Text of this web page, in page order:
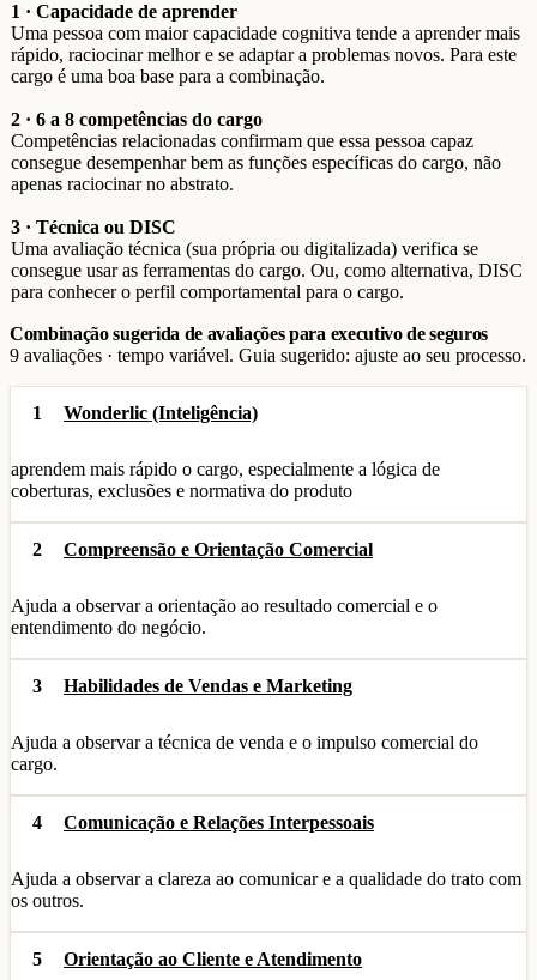
1 · Capacidade de aprender
Uma pessoa com maior capacidade cognitiva tende a aprender mais
rápido, raciocinar melhor e se adaptar a problemas novos. Para este
cargo é uma boa base para a combinação.
2 · 6 a 8 competências do cargo
Competências relacionadas confirmam que essa pessoa capaz
consegue desempenhar bem as funções específicas do cargo, não
apenas raciocinar no abstrato.
3 · Técnica ou DISC
Uma avaliação técnica (sua própria ou digitalizada) verifica se
consegue usar as ferramentas do cargo. Ou, como alternativa, DISC
para conhecer o perfil comportamental para o cargo.
Combinação sugerida de avaliações para executivo de seguros
9 avaliações · tempo variável. Guia sugerido: ajuste ao seu processo.
1 Wonderlic (Inteligência)
aprendem mais rápido o cargo, especialmente a lógica de
coberturas, exclusões e normativa do produto
2 Compreensão e Orientação Comercial
Ajuda a observar a orientação ao resultado comercial e o
entendimento do negócio.
3 Habilidades de Vendas e Marketing
Ajuda a observar a técnica de venda e o impulso comercial do
cargo.
4 Comunicação e Relações Interpessoais
Ajuda a observar a clareza ao comunicar e a qualidade do trato com
os outros.
5 Orientação ao Cliente e Atendimento